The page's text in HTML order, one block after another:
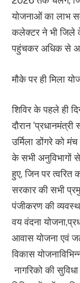
योजनाओं का लाभ
कलेक्टर ने भी जिले
पहुंचकर अधिक से
​मौके पर ही मिला
​शिविर के पहले ही
दौरान
उर्मिला डोंगरे को
के सभी अनुविभागों
हुए, जिन पर त्वरित
सरकार की सभी
पंजीकरण की
वय वंदना
आवास योजना एवं
विकास
​नागरिको की